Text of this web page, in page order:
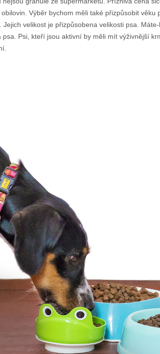
Výběr bychom měli také přizpůsobit
velikost je přizpůsobena velikosti psa.
Psi, kteří jsou aktivní by měli mít výživnější